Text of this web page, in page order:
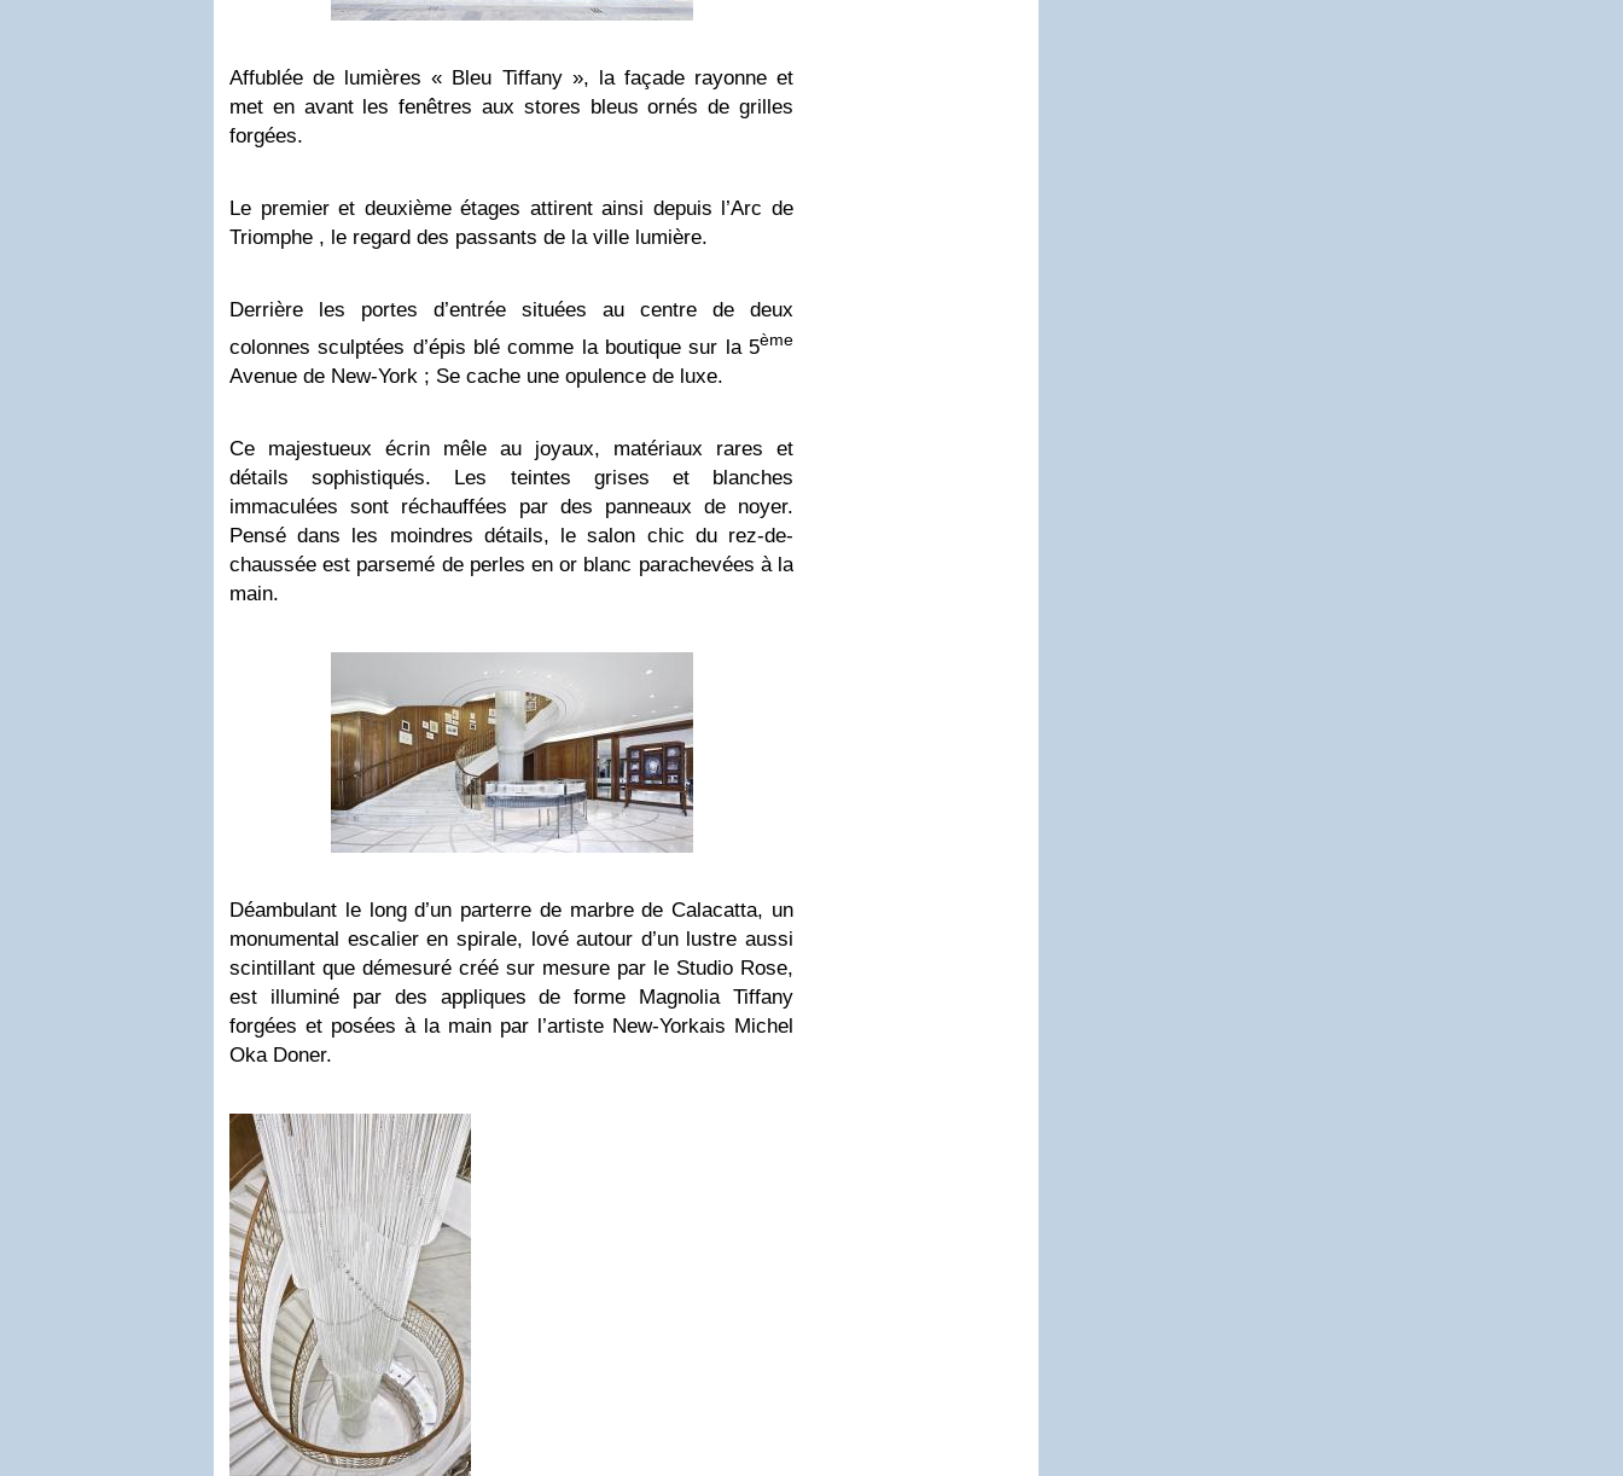
Affublée de lumières « Bleu Tiffany », la façade rayonne et
met en avant les fenêtres aux stores bleus ornés de grilles
forgées.
Le premier et deuxième étages attirent ainsi depuis l’Arc de
Triomphe , le regard des passants de la ville lumière.
Derrière les portes d’entrée situées au centre de deux
colonnes sculptées d’épis blé comme la boutique sur la 5ème
Avenue de New-York ; Se cache une opulence de luxe.
Ce majestueux écrin mêle au joyaux, matériaux rares et
détails sophistiqués. Les teintes grises et blanches
immaculées sont réchauffées par des panneaux de noyer.
Pensé dans les moindres détails, le salon chic du rez-de-
chaussée est parsemé de perles en or blanc parachevées à la
main.
Déambulant le long d’un parterre de marbre de Calacatta, un
monumental escalier en spirale, lové autour d’un lustre aussi
scintillant que démesuré créé sur mesure par le Studio Rose,
est illuminé par des appliques de forme Magnolia Tiffany
forgées et posées à la main par l’artiste New-Yorkais Michel
Oka Doner.